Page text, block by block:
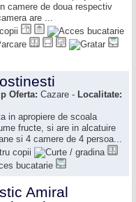
camere de doua respectiv
are ...
Oferta: Cazare - Localitate:
in apropiere de scoala
fructe, si are in alcatuire
si 4 camere de 4 persoa...
Amiral